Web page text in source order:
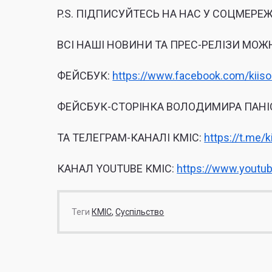
P.S. ПІДПИСУЙТЕСЬ НА НАС У
ВСІ НАШІ НОВИНИ ТА ПРЕС-РЕЛІЗИ
ФЕЙСБУК: https://www.facebook.com/
ФЕЙСБУК-СТОРІНКА ВОЛОДИМИРА
ТА ТЕЛЕГРАМ-КАНАЛІ КМІС: https://t.me/
КАНАЛ YOUTUBE КМІС: https://
Теги КМІС Суспільство